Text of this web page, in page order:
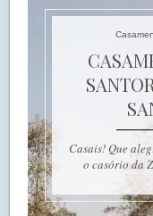
Casais! Que
o casório da